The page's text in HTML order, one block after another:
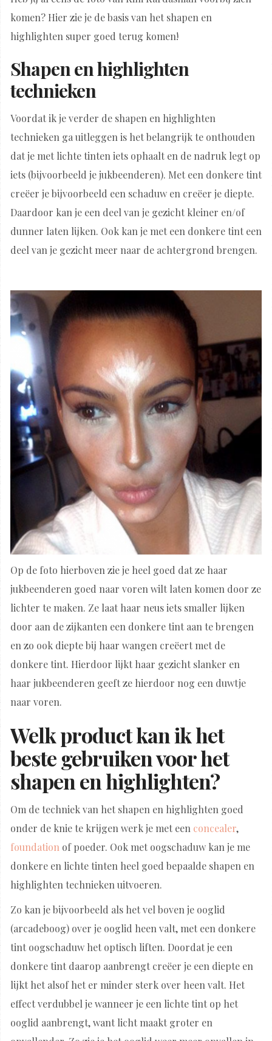
komen? Hier zie je de basis van het shapen en
highlighten super goed terug komen!
Shapen en highlighten
technieken
Voordat ik je verder de shapen en highlighten
technieken ga uitleggen is het belangrijk te onthouden
dat je met lichte tinten iets ophaalt en de nadruk legt op
iets (bijvoorbeeld je jukbeenderen). Met een donkere tint
creëer je bijvoorbeeld een schaduw en creëer je diepte.
Daardoor kan je een deel van je gezicht kleiner en/of
dunner laten lijken. Ook kan je met een donkere tint een
deel van je gezicht meer naar de achtergrond brengen.
Op de foto hierboven zie je heel goed dat ze haar
jukbeenderen goed naar voren wilt laten komen door ze
lichter te maken. Ze laat haar neus iets smaller lijken
door aan de zijkanten een donkere tint aan te brengen
en zo ook diepte bij haar wangen creëert met de
donkere tint. Hierdoor lijkt haar gezicht slanker en
haar jukbeenderen geeft ze hierdoor nog een duwtje
naar voren.
Welk product kan ik het
beste gebruiken voor het
shapen en highlighten?
Om de techniek van het shapen en highlighten goed
onder de knie te krijgen werk je met een concealer,
foundation of poeder. Ook met oogschaduw kan je me
donkere en lichte tinten heel goed bepaalde shapen en
highlighten technieken uitvoeren.
Zo kan je bijvoorbeeld als het vel boven je ooglid
(arcadeboog) over je ooglid heen valt, met een donkere
tint oogschaduw het optisch liften. Doordat je een
donkere tint daarop aanbrengt creëer je een diepte en
lijkt het alsof het er minder sterk over heen valt. Het
effect verdubbel je wanneer je een lichte tint op het
ooglid aanbrengt, want licht maakt groter en